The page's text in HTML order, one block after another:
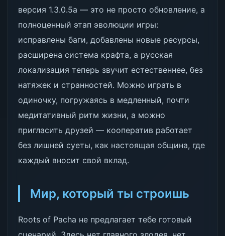
версия 1.3.0.5a — это не просто обновление, а
полноценный этап эволюции игры:
исправлены баги, добавлены новые ресурсы,
расширена система крафта, а русская
локализация теперь звучит естественнее, без
натяжек и странностей. Можно играть в
одиночку, погружаясь в медленный, почти
медитативный ритм жизни, а можно
пригласить друзей — кооператив работает
без лишней суеты, как настоящая община, где
каждый вносит свой вклад.
Мир, который ты строишь
Roots of Pacha не предлагает тебе готовый